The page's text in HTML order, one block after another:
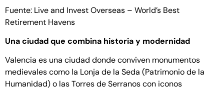
Fuente: Live and Invest Overseas – World’s Best
Retirement Havens
Una ciudad que combina historia y modernidad
Valencia es una ciudad donde conviven monumentos
medievales como la Lonja de la Seda (Patrimonio de la
Humanidad) o las Torres de Serranos con iconos